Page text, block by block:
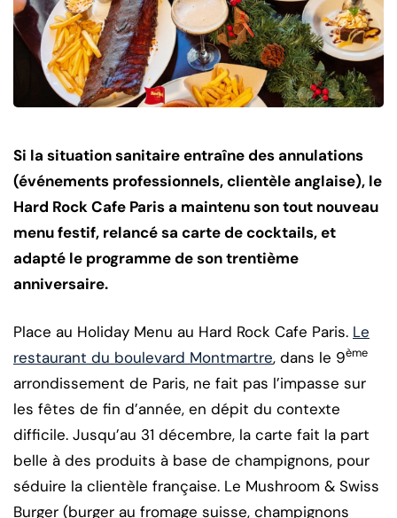
Si la situation sanitaire entraîne des annulations
(événements professionnels, clientèle anglaise), le
Hard Rock Cafe Paris a maintenu son tout nouveau
menu festif, relancé sa carte de cocktails, et
adapté le programme de son trentième
anniversaire.
Place au Holiday Menu au Hard Rock Cafe Paris. Le
restaurant du boulevard Montmartre, dans le 9ème
arrondissement de Paris, ne fait pas l’impasse sur
les fêtes de fin d’année, en dépit du contexte
difficile. Jusqu’au 31 décembre, la carte fait la part
belle à des produits à base de champignons, pour
séduire la clientèle française. Le Mushroom & Swiss
Burger (burger au fromage suisse, champignons